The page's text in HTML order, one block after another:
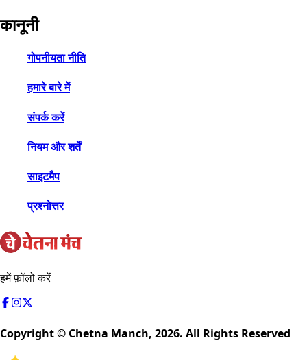
कानूनी
गोपनीयता नीति
हमारे बारे में
संपर्क करें
नियम और शर्तें
साइटमैप
प्रश्नोत्तर
हमें फ़ॉलो करें
Copyright © Chetna Manch, 2026. All Rights Reserved